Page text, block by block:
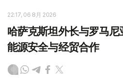
22:17, 06 8月 2026
哈萨克斯坦外长与罗马
能源安全与经贸合作